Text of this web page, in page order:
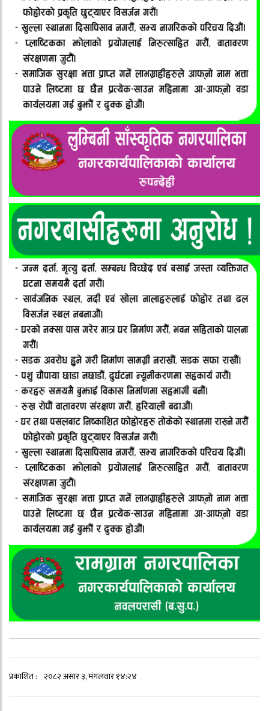
प्रकाशित : २०८२ असार ३, मंगलवार १४:२४